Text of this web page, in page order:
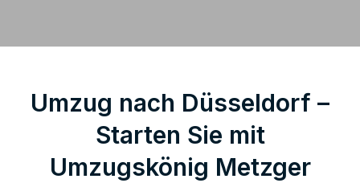
Umzug nach Düsseldorf –
Starten Sie mit
Umzugskönig Metzger